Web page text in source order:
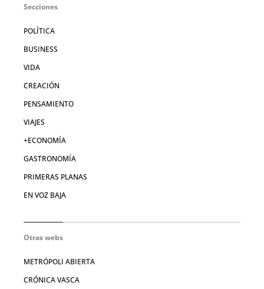
Secciones
POLÍTICA
BUSINESS
VIDA
CREACIÓN
PENSAMIENTO
VIAJES
+ECONOMÍA
GASTRONOMÍA
PRIMERAS PLANAS
EN VOZ BAJA
Otras webs
METRÓPOLI ABIERTA
CRÓNICA VASCA